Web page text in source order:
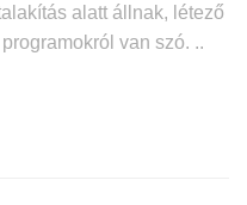
alatt állnak, létező
van szó. ..